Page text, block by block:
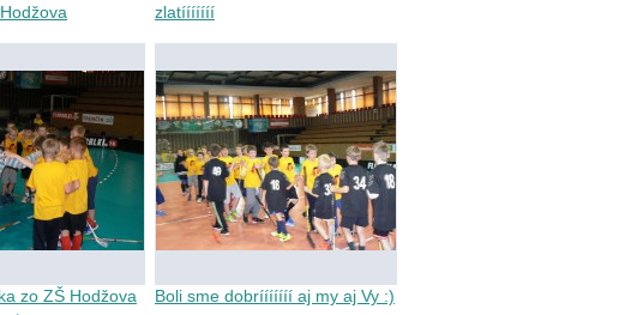
zlatííííííí
zo ZŠ Hodžova
Boli sme dobrííííííí aj my aj Vy :)